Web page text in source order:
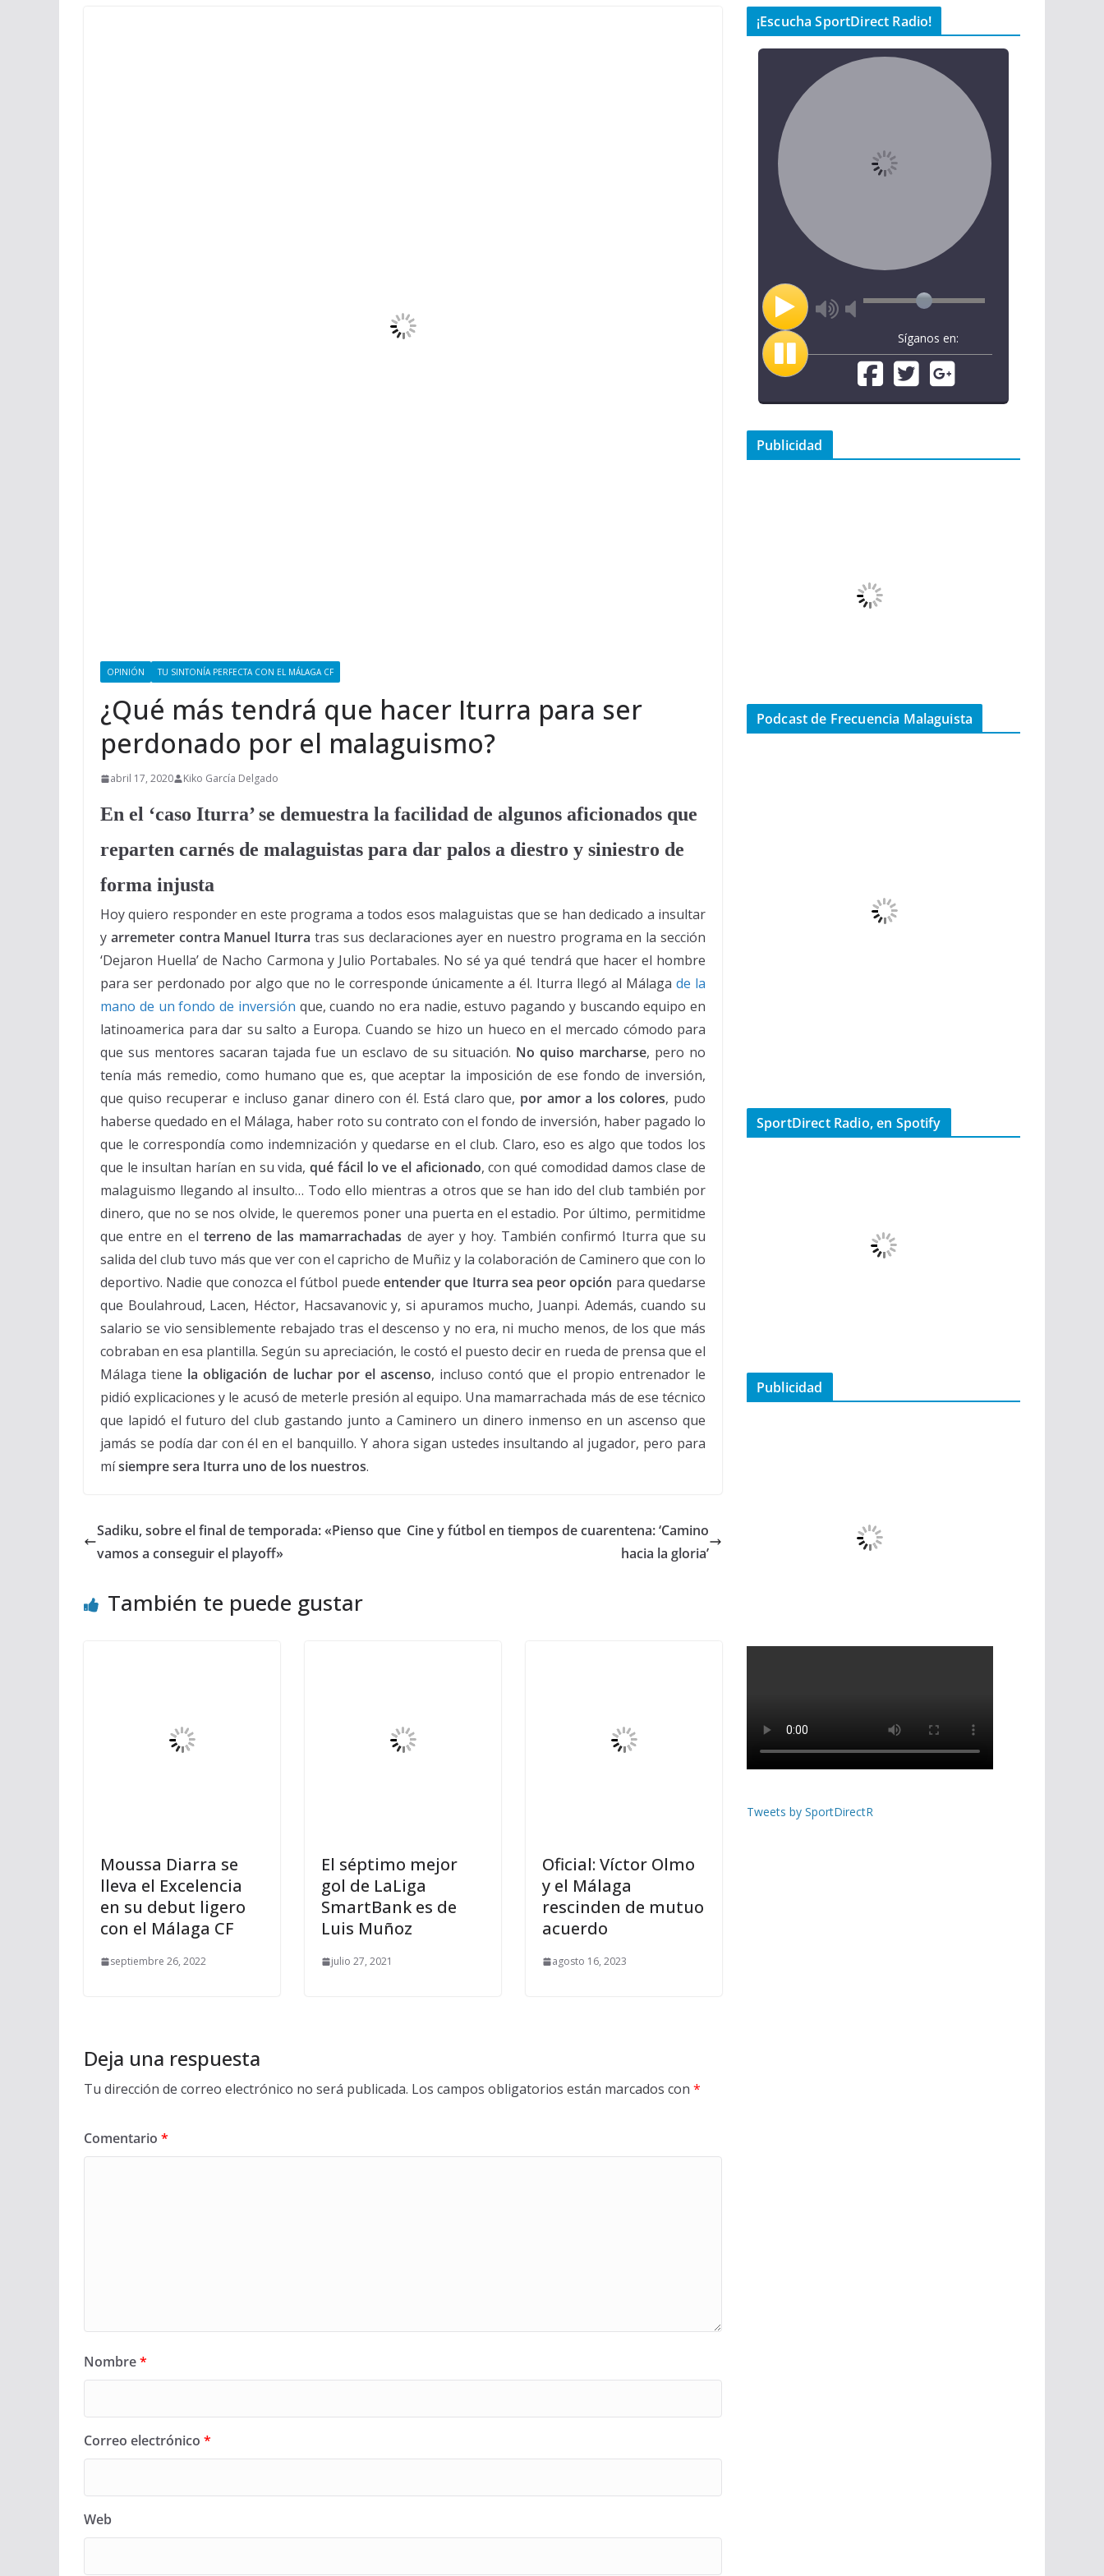
OPINIÓN TU SINTONÍA PERFECTA CON EL MÁLAGA CF
¿Qué más tendrá que hacer Iturra para ser
perdonado por el malaguismo?
abril 17, 2020 Kiko García Delgado
En el ‘caso Iturra’ se demuestra la facilidad de algunos aficionados que
reparten carnés de malaguistas para dar palos a diestro y siniestro de
forma injusta
Hoy quiero responder en este programa a todos esos malaguistas que se han dedicado a insultar
y arremeter contra Manuel Iturra tras sus declaraciones ayer en nuestro programa en la sección
‘Dejaron Huella’ de Nacho Carmona y Julio Portabales. No sé ya qué tendrá que hacer el hombre
para ser perdonado por algo que no le corresponde únicamente a él. Iturra llegó al Málagade la
mano de un fondo de inversión que, cuando no era nadie, estuvo pagando y buscando equipo en
latinoamerica para dar su salto a Europa. Cuando se hizo un hueco en el mercado cómodo para
que sus mentores sacaran tajada fue un esclavo de su situación. No quiso marcharse, pero no
tenía más remedio, como humano que es, que aceptar la imposición de ese fondo de inversión,
que quiso recuperar e incluso ganar dinero con él. Está claro que, por amor a los colores, pudo
haberse quedado en el Málaga, haber roto su contrato con el fondo de inversión, haber pagado lo
que le correspondía como indemnización y quedarse en el club. Claro, eso es algo que todos los
que le insultan harían en su vida,qué fácil lo ve el aficionado, con qué comodidad damos clase de
malaguismo llegando al insulto… Todo ello mientras a otros que se han ido del club también por
dinero, que no se nos olvide, le queremos poner una puerta en el estadio. Por último, permitidme
que entre en el terreno de las mamarrachadas de ayer y hoy. También confirmó Iturra que su
salida del club tuvo más que ver con el capricho de Muñiz y la colaboración de Caminero que con lo
deportivo. Nadie que conozca el fútbol puede entender que Iturra sea peor opción para quedarse
que Boulahroud, Lacen, Héctor, Hacsavanovic y, si apuramos mucho, Juanpi. Además, cuando su
salario se vio sensiblemente rebajado tras el descenso y no era, ni mucho menos, de los que más
cobraban en esa plantilla. Según su apreciación, le costó el puesto decir en rueda de prensa que el
Málaga tiene la obligación de luchar por el ascenso, incluso contó que el propio entrenador le
pidió explicaciones y le acusó de meterle presión al equipo. Una mamarrachada más de ese técnico
que lapidó el futuro del club gastando junto a Caminero un dinero inmenso en un ascenso que
jamás se podía dar con él en el banquillo. Y ahora sigan ustedes insultando al jugador, pero para
mísiempre sera Iturra uno de los nuestros.
Sadiku, sobre el final de temporada: «Pienso que
vamos a conseguir el playoff»
Cine y fútbol en tiempos de cuarentena: ‘Camino
hacia la gloria’
También te puede gustar
Moussa Diarra se
lleva el Excelencia
en su debut ligero
con el Málaga CF
septiembre 26, 2022
El séptimo mejor
gol de LaLiga
SmartBank es de
Luis Muñoz
julio 27, 2021
Oficial: Víctor Olmo
y el Málaga
rescinden de mutuo
acuerdo
agosto 16, 2023
Deja una respuesta
Tu dirección de correo electrónico no será publicada. Los campos obligatorios están marcados con *
Comentario *
Nombre*
Correo electrónico *
Web
¡Escucha SportDirect Radio!
Síganos en:
Publicidad
Podcast de Frecuencia Malaguista
SportDirect Radio, en Spotify
Publicidad
Tweets by SportDirectR